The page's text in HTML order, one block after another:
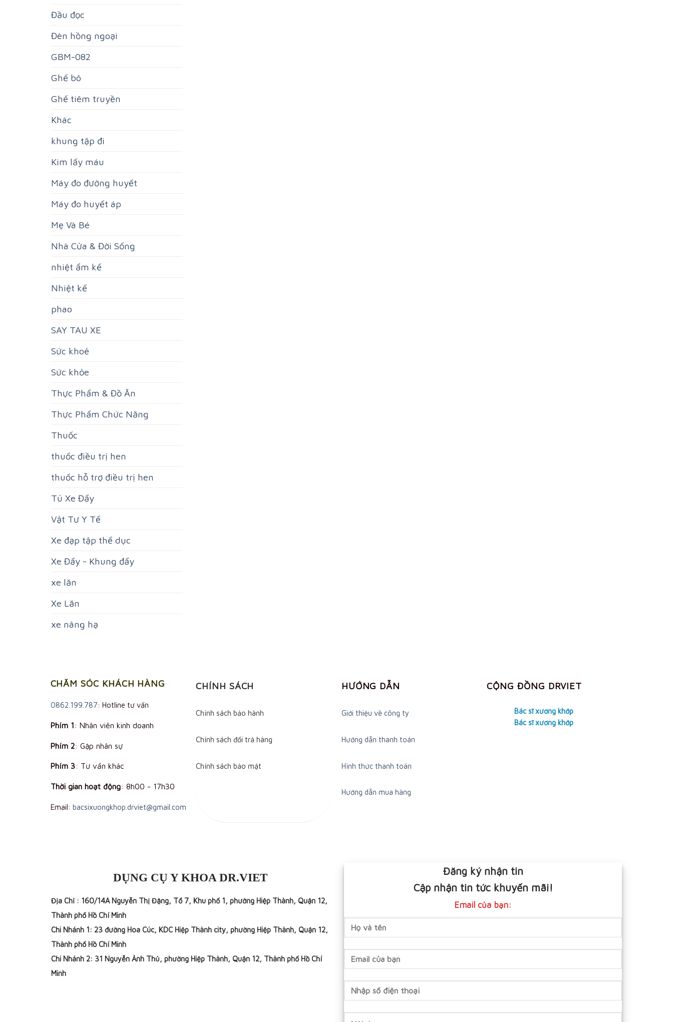
Đầu đọc
Đèn hồng ngoại
GBM-082
Ghế bô
Ghế tiêm truyền
Khác
khung tập đi
Kim lấy máu
Máy đo đường huyết
Máy đo huyết áp
Mẹ Và Bé
Nhà Cửa & Đời Sống
nhiệt ẩm kế
Nhiệt kế
phao
SAY TAU XE
Sức khoẻ
Sức khỏe
Thực Phẩm & Đồ Ăn
Thực Phẩm Chức Năng
Thuốc
thuốc điều trị hen
thuốc hỗ trợ điều trị hen
Tủ Xe Đẩy
Vật Tư Y Tế
Xe đạp tập thể dục
Xe Đẩy - Khung đẩy
xe lăn
Xe Lăn
xe nâng hạ
CHĂM SÓC KHÁCH HÀNG
0862.199.787: Hotline tư vấn
Phím 1: Nhân viên kinh doanh
Phím 2: Gặp nhân sự
Phím 3: Tư vấn khác
Thời gian hoạt động: 8h00 - 17h30
Email: bacsixuongkhop.drviet@gmail.com
CHÍNH SÁCH
Chính sách bảo hành
Chính sách đổi trả hàng
Chính sách bảo mật
HƯỚNG DẪN
Giới thiệu về công ty
Hướng dẫn thanh toán
Hình thức thanh toán
Hướng dẫn mua hàng
CỘNG ĐỒNG DRVIET
Bác sĩ xương khớp
Bác sĩ xương khớp
DỤNG CỤ Y KHOA DR.VIET
Địa Chỉ : 160/14A Nguyễn Thị Đặng, Tổ 7, Khu phố 1, phường Hiệp Thành, Quận 12,
Thành phố Hồ Chí Minh
Chi Nhánh 1: 23 đường Hoa Cúc, KDC Hiệp Thành city, phường Hiệp Thành, Quận 12,
Thành phố Hồ Chí Minh
Chi Nhánh 2: 31 Nguyễn Ảnh Thủ, phường Hiệp Thành, Quận 12, Thành phố Hồ Chí
Minh
Đăng ký nhận tin
Cập nhận tin tức khuyến mãi!
Email của bạn: